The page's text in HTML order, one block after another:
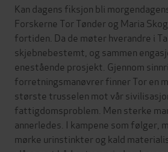
Kan dagens fiksjon bli
Forskerne Tor Tønder og Maria
fortiden. Da de møter hverandre i
skjebnebestemt, og sammen
enestående prosjekt. Gjennom
forretningsmanøvrer finner Tor en
største trusselen mot vår
fattigdomsproblem. Men sterke
annerledes. I kampene som følger,
mørke urinstinkter og kald